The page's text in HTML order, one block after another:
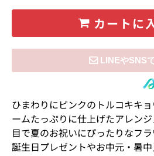
カートに
住所を知らない相手に
ひまわりにピンクのトルコキキ
ームたっぷりに仕上げたアレン
目で夏のお祝いにぴったりなフ
誕生日プレゼントやお中元・暑